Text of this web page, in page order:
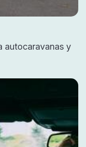
autocaravanas y